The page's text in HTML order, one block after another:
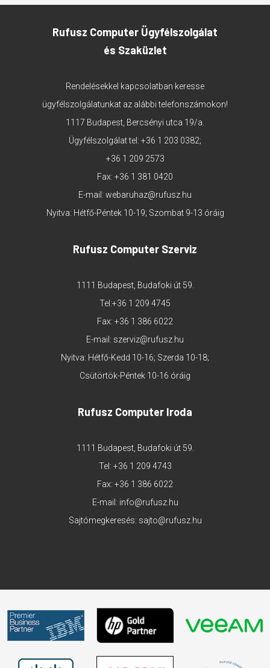
Rufusz Computer Ügyfélszolgálat
és Szaküzlet
Rendelésekkel kapcsolatban keresse
ügyfélszolgálatunkat az alábbi telefonszámokon!
1117 Budapest, Bercsényi utca 19/a.
Ügyfélszolgálat tel: +36 1 203 0382;
+36 1 209 2573
Fax: +36 1 381 0420
E-mail: webaruhaz@rufusz.hu
Nyitva: Hétfő-Péntek 10-19; Szombat 9-13 óráig
Rufusz Computer Szerviz
1111 Budapest, Budafoki út 59.
Tel:+36 1 209 4745
Fax: +36 1 386 6022
E-mail: szerviz@rufusz.hu
Nyitva: Hétfő-Kedd 10-16; Szerda 10-18;
Csütörtök-Péntek 10-16 óráig
Rufusz Computer Iroda
1111 Budapest, Budafoki út 59.
Tel: +36 1 209 4743
Fax: +36 1 386 6022
E-mail: info@rufusz.hu
Sajtómegkeresés: sajto@rufusz.hu